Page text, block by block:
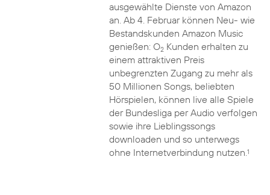
ausgewählte Dienste von Amazon
an. Ab 4. Februar können Neu- wie
Bestandskunden Amazon Music
genießen: O2Kunden erhalten zu
einem attraktiven Preis
unbegrenzten Zugang zu mehr als
50 Millionen Songs, beliebten
Hörspielen, können live alle Spiele
der Bundesliga per Audio verfolgen
sowie ihre Lieblingssongs
downloaden und so unterwegs
ohne Internetverbindung nutzen.1